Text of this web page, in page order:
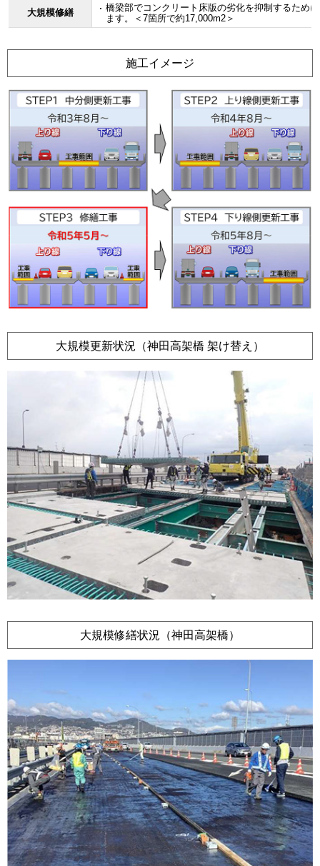
大規模修繕
橋梁部でコンクリート床版の劣化を抑制するため
ます。＜7箇所で約17,000m2 ＞
施工イメージ
大規模更新状況（神田高架橋 架け替え）
大規模修繕状況（神田高架橋）